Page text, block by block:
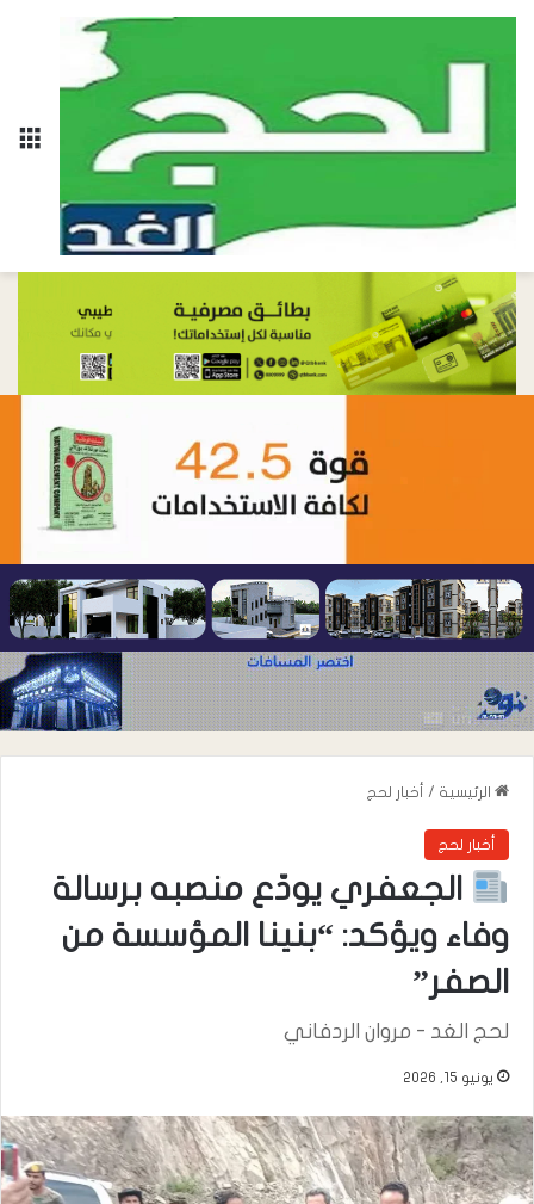
الرئيسية / أخبار لحج
أخبار لحج
الجعفري يودّع منصبه برسالة
وفاء ويؤكد: “بنينا المؤسسة من
الصفر”
لحج الغد - مروان الردفاني
يونيو 15, 2026